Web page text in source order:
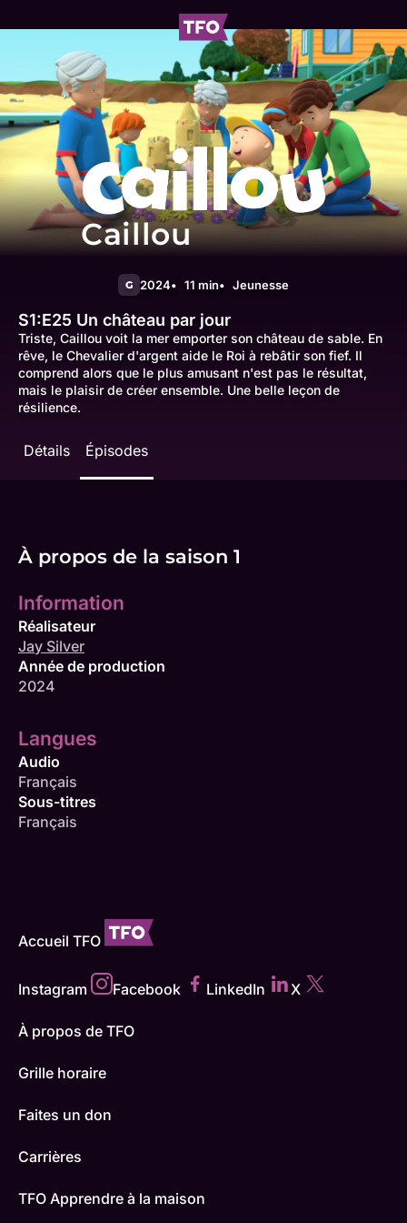
Caillou
G 2024 11 min Jeunesse
S1:E25 Un château par jour
Triste, Caillou voit la mer emporter son château de sable. En
rêve, le Chevalier d'argent aide le Roi à rebâtir son fief. Il
comprend alors que le plus amusant n'est pas le résultat,
mais le plaisir de créer ensemble. Une belle leçon de
résilience.
Détails Épisodes
À propos de la saison 1
Information
Réalisateur
Jay Silver
Année de production
2024
Langues
Audio
Français
Sous-titres
Français
Accueil TFO
Instagram Facebook LinkedIn X
À propos de TFO
Grille horaire
Faites un don
Carrières
TFO Apprendre à la maison